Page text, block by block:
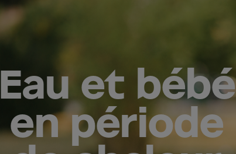
Eau et bébé
en période